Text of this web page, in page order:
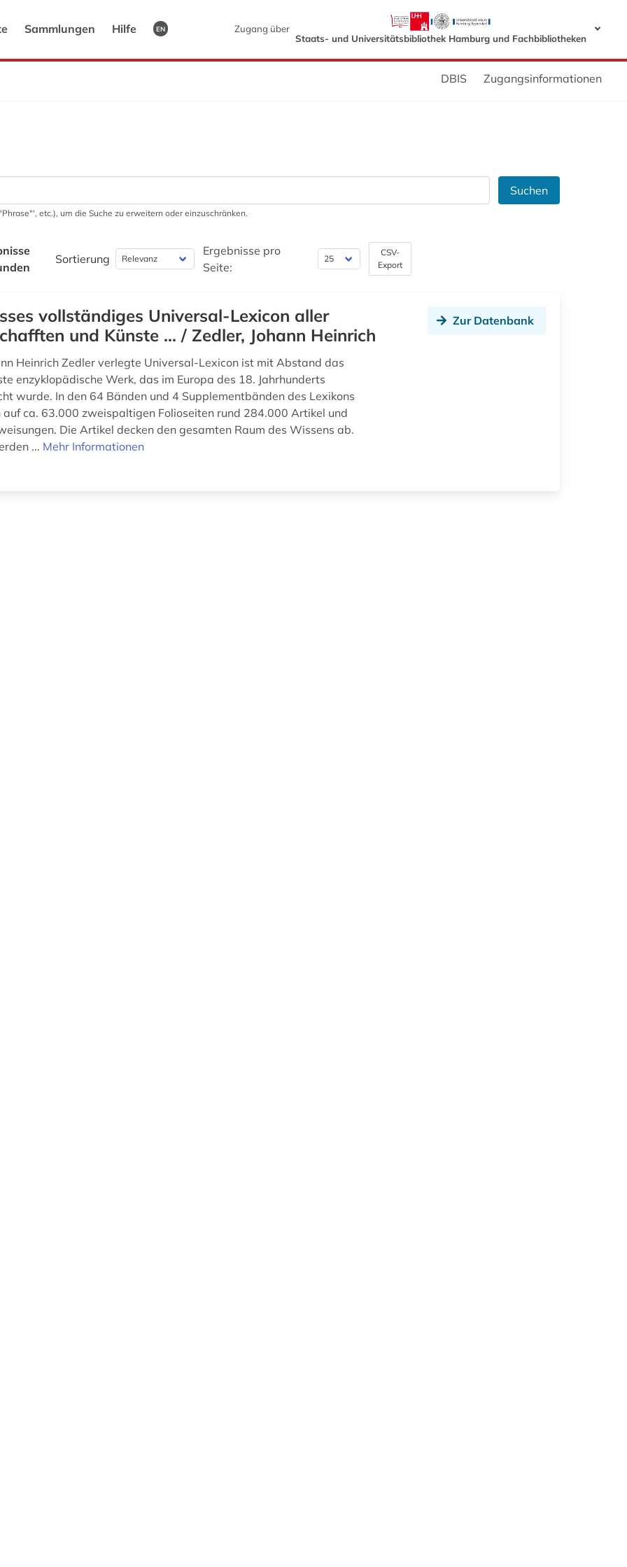
Sammlungen Hilfe EN
Zugang über
Staats- und Universitätsbibliothek Hamburg und Fachbibliotheken
DBIS Zugangsinformationen
Suchen
etc.), um die Suche zu erweitern oder einzuschränken.
Sortierung
Ergebnisse pro
Seite:
CSV-
Export
vollständiges Universal-Lexicon aller
und Künste ... / Zedler, Johann Heinrich
Heinrich Zedler verlegte Universal-Lexicon ist mit Abstand das
enzyklopädische Werk, das im Europa des 18. Jahrhunderts
wurde. In den 64 Bänden und 4 Supplementbänden des Lexikons
auf ca. 63.000 zweispaltigen Folioseiten rund 284.000 Artikel und
Die Artikel decken den gesamten Raum des Wissens ab.
... Mehr Informationen
Zur Datenbank